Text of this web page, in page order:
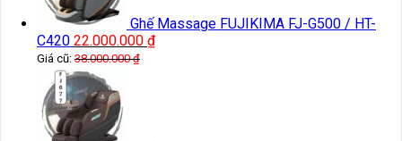
Ghế Massage FUJIKIMA FJ-G500 / HT-
C420 22.000.000 ₫
Giá cũ: 38.000.000₫